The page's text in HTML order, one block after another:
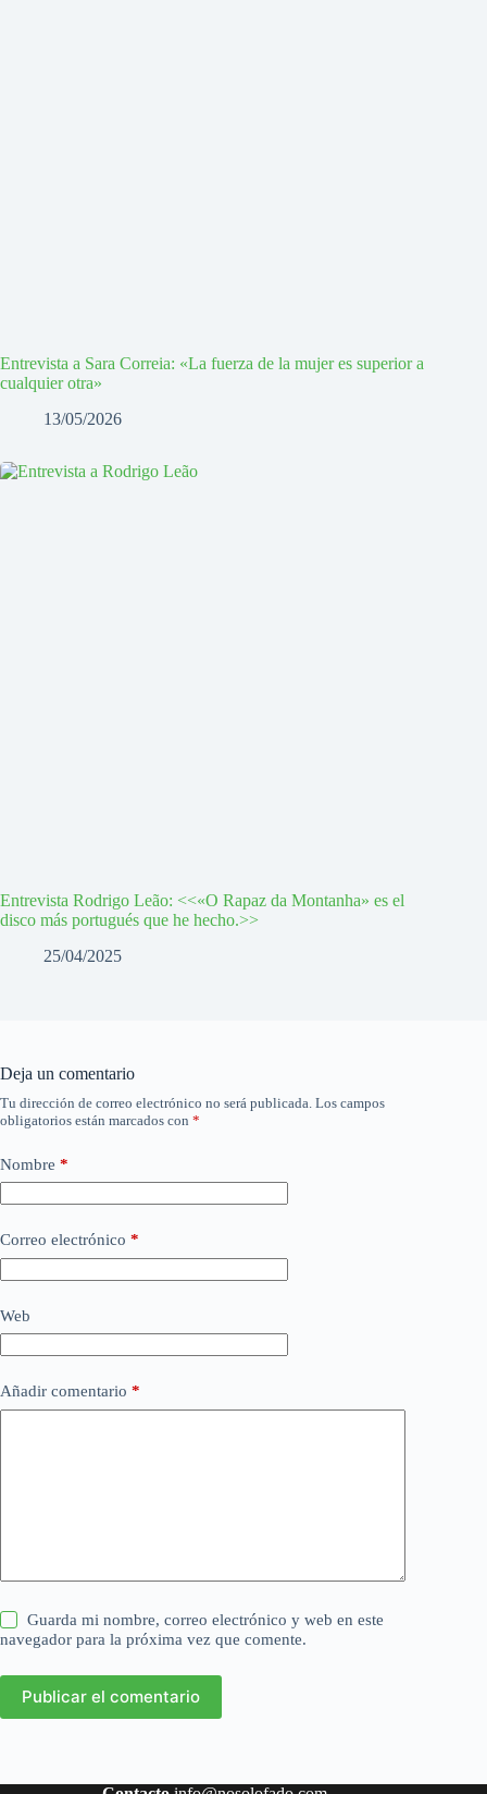
Entrevista a Sara Correia: «La fuerza de la mujer es superior a
cualquier otra»
13/05/2026
Entrevista Rodrigo Leão: <<«O Rapaz da Montanha» es el
disco más portugués que he hecho.>>
25/04/2025
Deja un comentario
Tu dirección de correo electrónico no será publicada. Los campos
obligatorios están marcados con *
Nombre *
Correo electrónico *
Web
Añadir comentario *
Guarda mi nombre, correo electrónico y web en este
navegador para la próxima vez que comente.
Publicar el comentario